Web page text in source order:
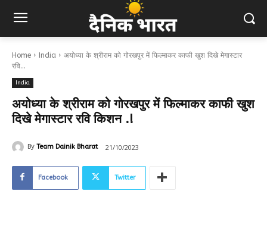
Home India
अयोध्या के श्रीराम को गोरखपुर में फिल्माकर काफी खुश दिखे मेगास्टार
रवि...
India
अयोध्या के श्रीराम को गोरखपुर में फिल्माकर काफी खुश
दिखे मेगास्टार रवि किशन .!
By Team Dainik Bharat 21/10/2023
Facebook Twitter